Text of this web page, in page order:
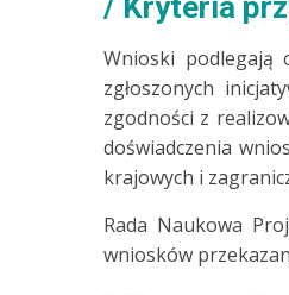
Kryteria
Wnioski podlegają
zgłoszonych
zgodności z
doświadczenia
krajowych i
Rada Naukowa
wniosków